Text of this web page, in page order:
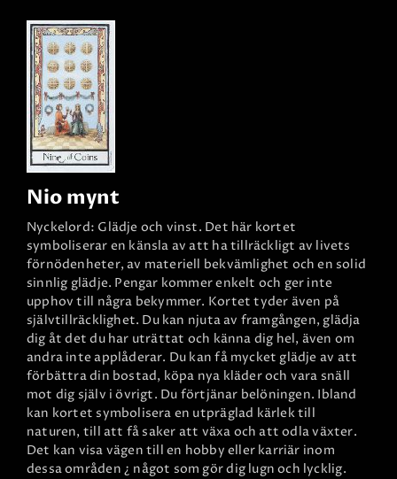
Nio mynt
Nyckelord: Glädje och vinst. Det här kortet
symboliserar en känsla av att ha tillräckligt av livets
förnödenheter, av materiell bekvämlighet och en solid
sinnlig glädje. Pengar kommer enkelt och ger inte
upphov till några bekymmer. Kortet tyder även på
självtillräcklighet. Du kan njuta av framgången, glädja
dig åt det du har uträttat och känna dig hel, även om
andra inte applåderar. Du kan få mycket glädje av att
förbättra din bostad, köpa nya kläder och vara snäll
mot dig själv i övrigt. Du förtjänar belöningen. Ibland
kan kortet symbolisera en utpräglad kärlek till
naturen, till att få saker att växa och att odla växter.
Det kan visa vägen till en hobby eller karriär inom
dessa områden ¿ något som gör dig lugn och lycklig.